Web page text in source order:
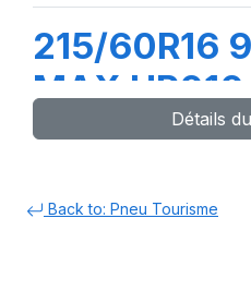
215/60R16
MAX HP010
Détails
Back to: Pneu Tourisme